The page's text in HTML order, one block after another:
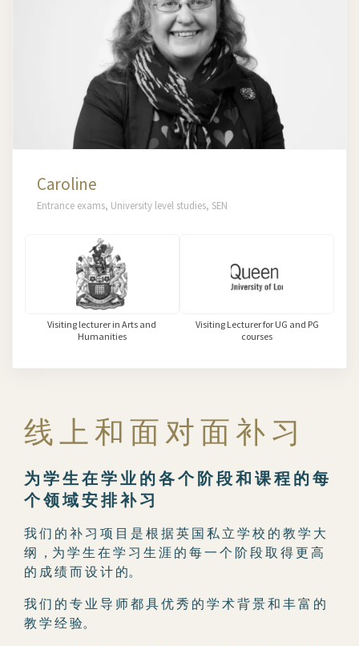
Caroline
Entrance exams, University level studies, SEN
Visiting lecturer in Arts and
Humanities
Visiting Lecturer for UG and PG
courses
线 上 和 面 对 面 补 习
为 学 生 在 学 业 的 各 个 阶 段 和 课 程 的 每
个 领 域 安 排 补 习
我 们 的 补 习 项 目 是 根 据 英 国 私 立 学 校 的 教 学 大
纲 ，为 学 生 在 学 习 生 涯 的 每 一 个 阶 段 取 得 更 高
的 成 绩 而 设 计 的。
我 们 的 专 业 导 师 都 具 优 秀 的 学 术 背 景 和 丰 富 的
教 学 经 验。